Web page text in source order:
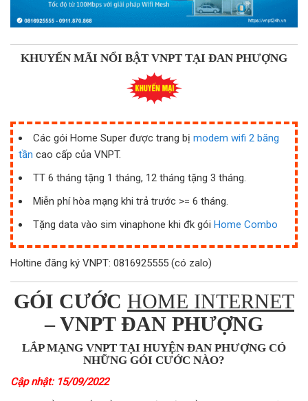
KHUYẾN MÃI NỔI BẬT VNPT TẠI ĐAN PHƯỢNG
Các gói Home Super được trang bị modem wifi 2 băng
tần cao cấp của VNPT.
TT 6 tháng tặng 1 tháng, 12 tháng tặng 3 tháng.
Miễn phí hòa mạng khi trả trước >= 6 tháng.
Tặng data vào sim vinaphone khi đk gói Home Combo
Holtine đăng ký VNPT: 0816925555 (có zalo)
GÓI CƯỚC HOME INTERNET
– VNPT ĐAN PHƯỢNG
LẮP MẠNG VNPT TẠI HUYỆN ĐAN PHƯỢNG CÓ
NHỮNG GÓI CƯỚC NÀO?
Cập nhật: 15/09/2022